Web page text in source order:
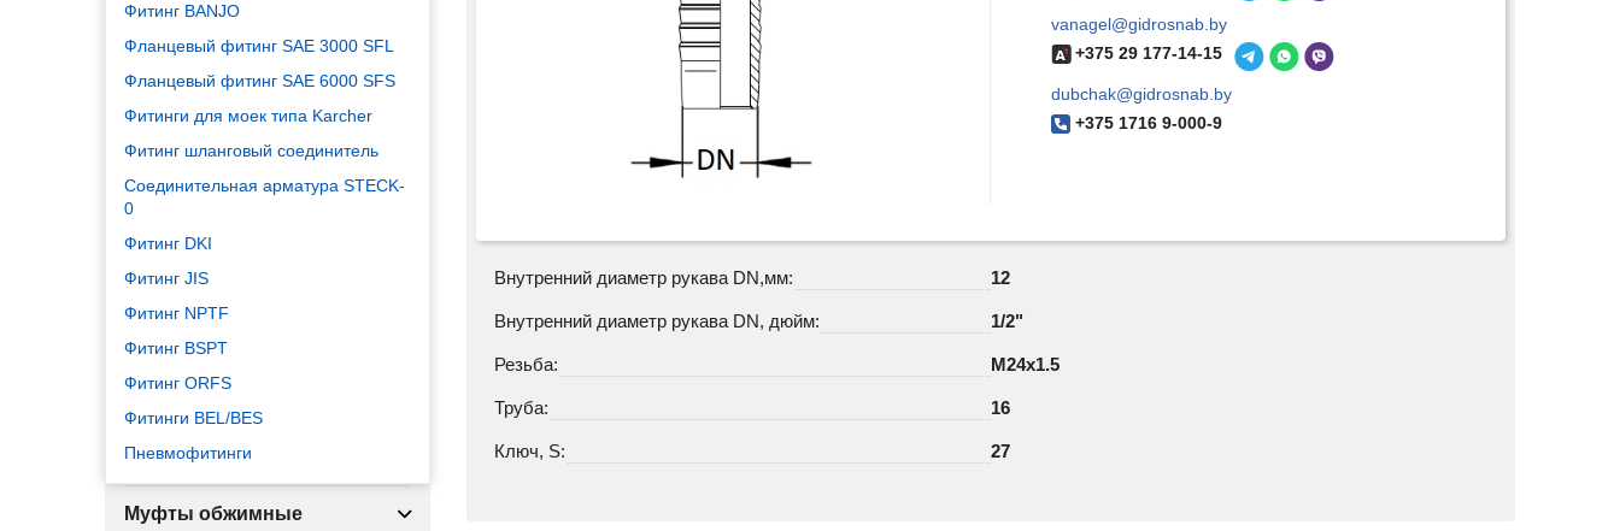
Фитинг BANJO
Фланцевый фитинг SAE 3000 SFL
Фланцевый фитинг SAE 6000 SFS
Фитинги для моек типа Karcher
Фитинг шланговый соединитель
Соединительная арматура STECK-
0
Фитинг DKI
Фитинг JIS
Фитинг NPTF
Фитинг BSPT
Фитинг ORFS
Фитинги BEL/BES
Пневмофитинги
Муфты обжимные
vanagel@gidrosnab.by
+375 29 177-14-15
dubchak@gidrosnab.by
+375 1716 9-000-9
Внутренний диаметр рукава DN,мм: 12
Внутренний диаметр рукава DN, дюйм: 1/2"
Резьба: М24х1.5
Труба: 16
Ключ, S: 27